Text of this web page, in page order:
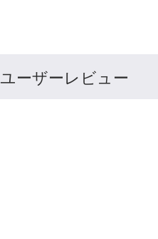
ユーザーレビュー